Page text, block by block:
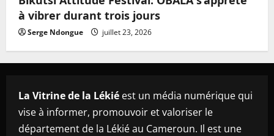
à vibrer durant trois jours
Serge Ndongue juillet 23, 2026
La Vitrine de la Lékié est un média numérique qui
vise à informer, promouvoir et valoriser le
département de la Lékié au Cameroun. Il est une